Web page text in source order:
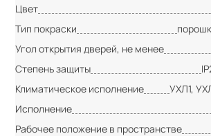
Цвет
Тип покраски
Угол открытия дверей, не менее
Степень защиты
Климатическое исполнение
УХЛ1,
Исполнение
Рабочее положение в пространстве